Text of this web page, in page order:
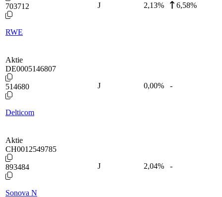
703712
RWE
J 2,13% 6,58%
Aktie
DE0005146807
514680
Delticom
J 0,00% -
Aktie
CH0012549785
893484
Sonova N
J 2,04% -